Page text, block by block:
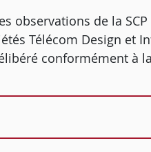
observations de la
Télécom Design et
conformément à